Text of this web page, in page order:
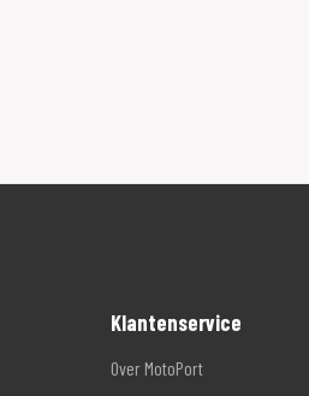
Klantenservice
Over MotoPort